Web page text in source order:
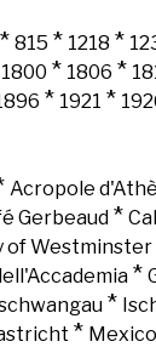
* 815 * 1218 *
1800 * 1806 *
* 1921 *
Acropole
Gerbeaud*
of Westminster
*
*
* Mexico